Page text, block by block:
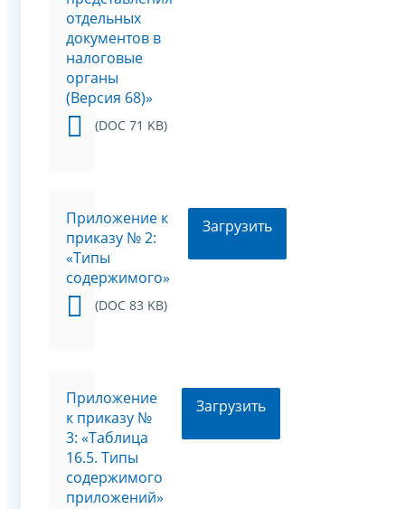
отдельных
документов в
налоговые
органы
(Версия 68)»
(DOC 71 KB)
Приложение к
приказу № 2:
«Типы
содержимого»
(DOC 83 KB)
Загрузить
Приложение
к приказу №
3: «Таблица
16.5. Типы
содержимого
приложений»
Загрузить